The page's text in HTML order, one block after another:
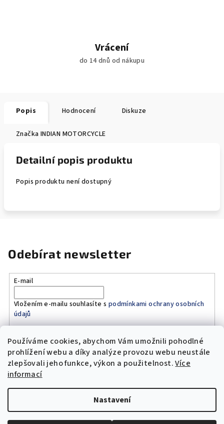
Používáme cookies, abychom Vám umožnili pohodlné
prohlížení webu a díky analýze provozu webu neustále
zlepšovali jeho funkce, výkon a použitelnost.Více
informací
Nastavení
Vrácení
do 14 dnů od nákupu
Popis Hodnocení Diskuze
Značka INDIAN MOTORCYCLE
Detailní popis produktu
Popis produktu není dostupný
Odebírat newsletter
E-mail
Vložením e-mailu souhlasíte s podmínkami ochrany osobních
údajů
Přihlásit se
Copyright 2026Original Moto Shop. Všechna práva
Upravit nastavení cookies
Vytvořil Shoptet